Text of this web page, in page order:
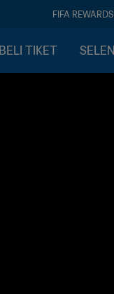
FIFA REWARDS
BELI TIKET